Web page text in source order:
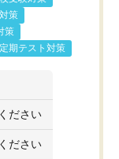
策
策
定期テスト対策
ださい
ださい